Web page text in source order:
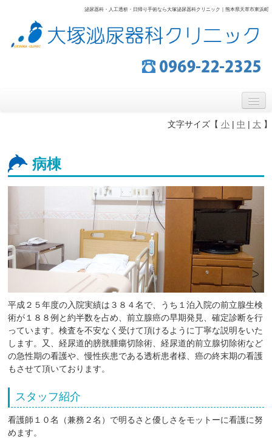
泌尿器科・人工透析・日帰り手術なら大塚泌尿器科クリニック｜熊本県天草市東浜町
泌尿器科・人工透析・日帰り手術なら熊本県天草市の大塚泌尿器科
２Ｆ透析室
アクセス
お問い合わせ
文字サイズ【 小 | 中 | 大 】
病棟
平成２５年度の入院実績は３８４名で、うち１泊入院の前立腺生検
術が１８８例と約半数を占め、前立腺癌の早期発見、確定診断を行
っています。検査を不安なく受けて頂けるように丁寧な説明をいた
します。又、経尿道的膀胱腫瘍切除術、経尿道的前立腺切除術など
の急性期の看護や、慢性疾患である透析患者様、癌の終末期の看護
もさせて頂いております。
スタッフ紹介
看護師１０名（兼務２名）で明るさと優しさをモットーに看護に努
めます。